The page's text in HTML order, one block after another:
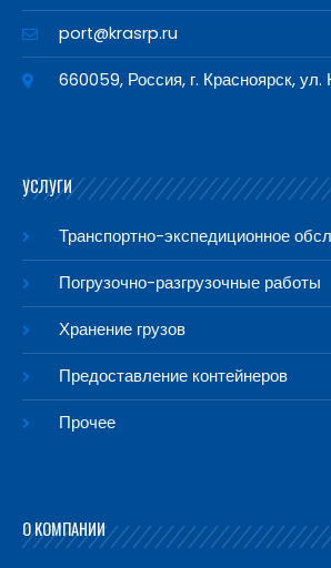
port@krasrp.ru
660059, Россия, г. Красноярск,
УСЛУГИ
Транспортно-экспедиционное
Погрузочно-разгрузочные работы
Хранение грузов
Предоставление контейнеров
Прочее
О КОМПАНИИ